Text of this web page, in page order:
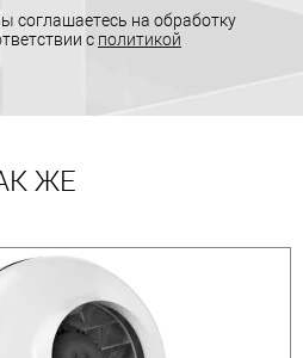
соглашаетесь на обработку
с политикой
ЖЕ